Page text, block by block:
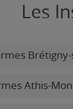
Les
Athis-